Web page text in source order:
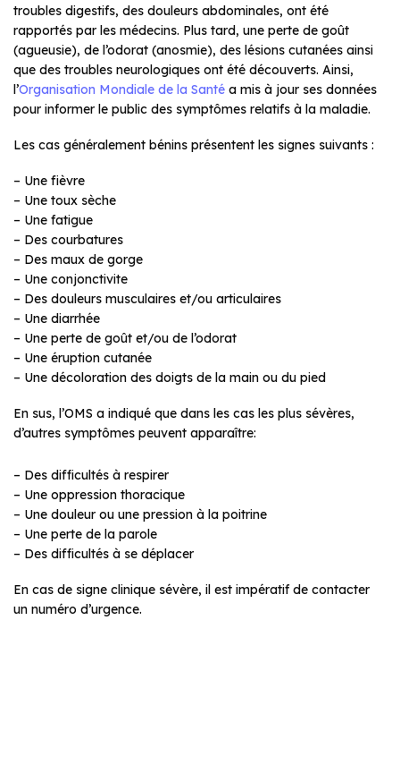
troubles digestifs, des douleurs abdominales, ont été
rapportés par les médecins. Plus tard, une perte de goût
(agueusie), de l’odorat (anosmie), des lésions cutanées ainsi
que des troubles neurologiques ont été découverts. Ainsi,
l’Organisation Mondiale de la Santé a mis à jour ses données
pour informer le public des symptômes relatifs à la maladie.
Les cas généralement bénins présentent les signes suivants :
– Une fièvre
– Une toux sèche
– Une fatigue
– Des courbatures
– Des maux de gorge
– Une conjonctivite
– Des douleurs musculaires et/ou articulaires
– Une diarrhée
– Une perte de goût et/ou de l’odorat
– Une éruption cutanée
– Une décoloration des doigts de la main ou du pied
En sus, l’OMS a indiqué que dans les cas les plus sévères,
d’autres symptômes peuvent apparaître:
– Des difficultés à respirer
– Une oppression thoracique
– Une douleur ou une pression à la poitrine
– Une perte de la parole
– Des difficultés à se déplacer
En cas de signe clinique sévère, il est impératif de contacter
un numéro d’urgence.